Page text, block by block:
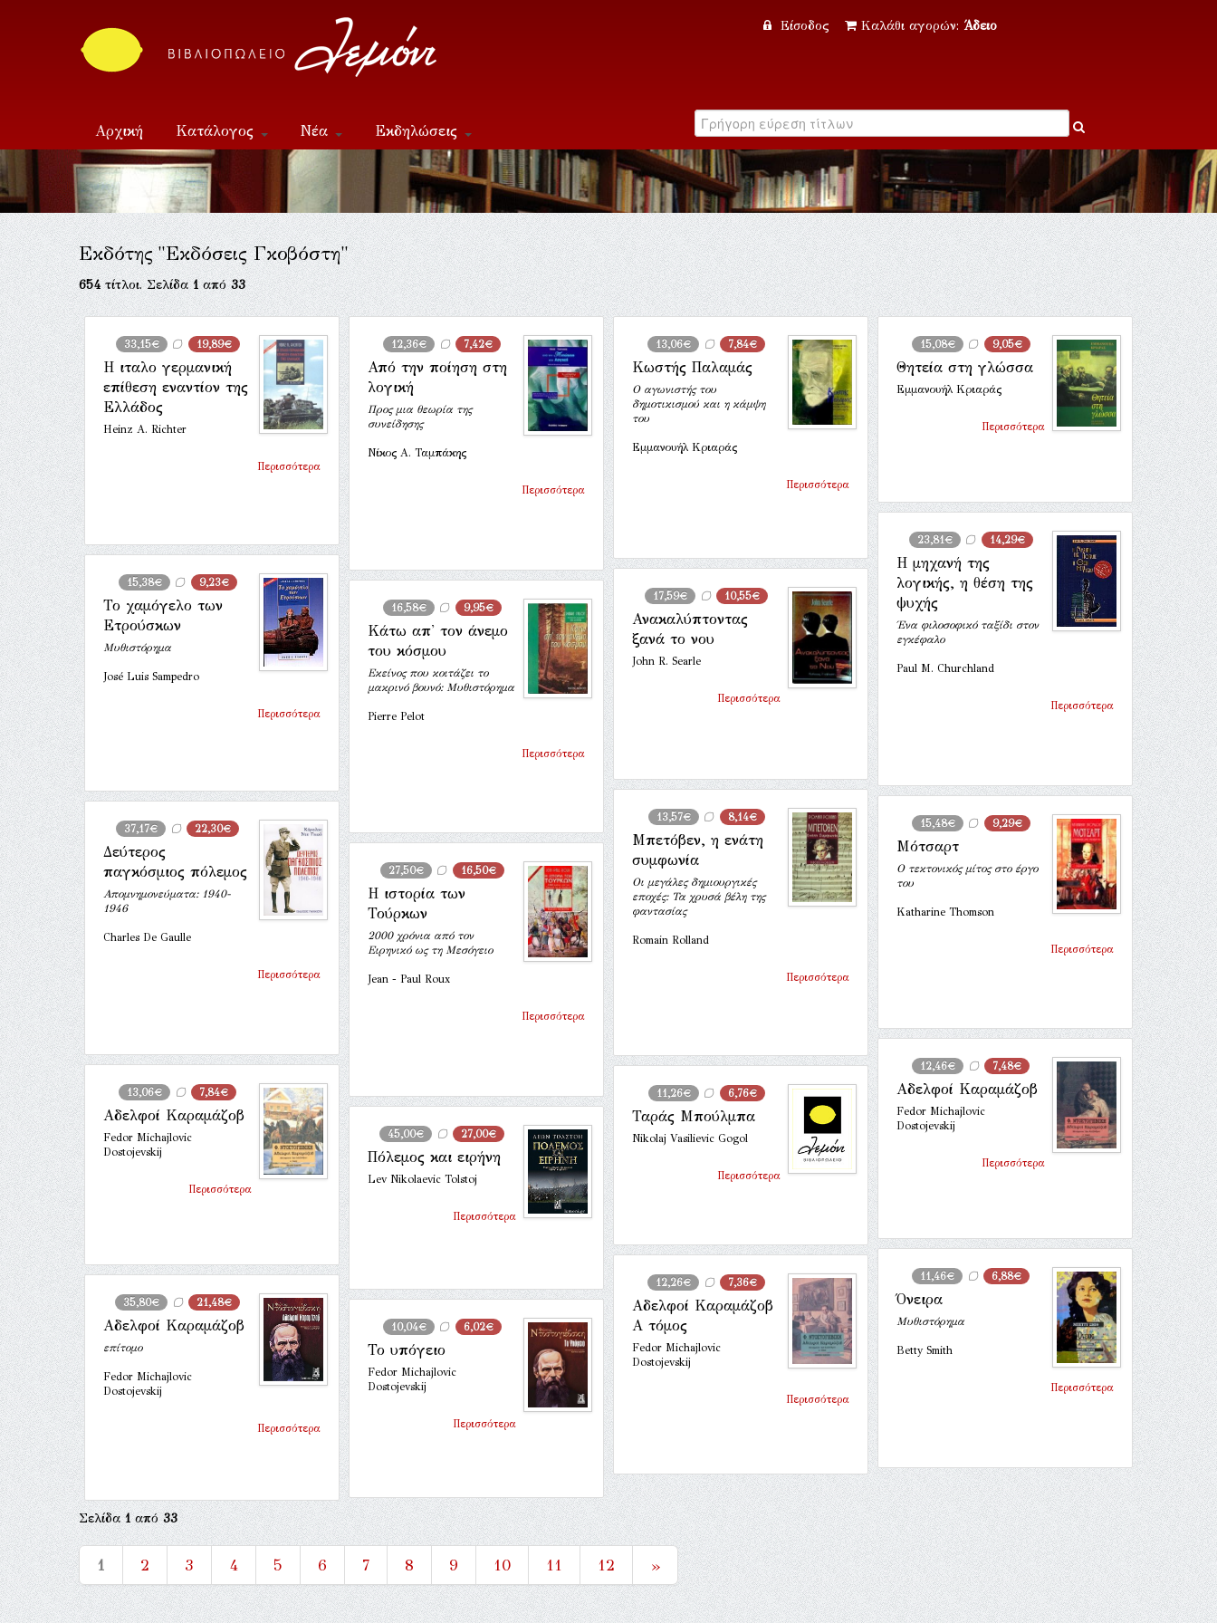
Είσοδος Καλάθι αγορών: Άδειο
Αρχική Κατάλογος Νέα Εκδηλώσεις
Επικοινωνία
Εκδότης "Εκδόσεις Γκοβόστη"
654τίτλοι. Σελίδα1από33
33,15€ 19,89€
Η ιταλο γερμανική
επίθεση εναντίον της
Ελλάδος
Heinz A. Richter
Περισσότερα
12,36€ 7,42€
Από την ποίηση στη
λογική
Προς μια θεωρία της
συνείδησης
Νίκος Α. Ταμπάκης
Περισσότερα
13,06€ 7,84€
Κωστής Παλαμάς
Ο αγωνιστής του
δημοτικισμού και η κάμψη
του
Εμμανουήλ Κριαράς
Περισσότερα
15,08€ 9,05€
Θητεία στη γλώσσα
Εμμανουήλ Κριαράς
Περισσότερα
23,81€ 14,29€
Η μηχανή της
λογικής, η θέση της
ψυχής
Ένα φιλοσοφικό ταξίδι στον
εγκέφαλο
Paul M. Churchland
Περισσότερα
15,38€ 9,23€
Το χαμόγελο των
Ετρούσκων
Μυθιστόρημα
José Luis Sampedro
Περισσότερα
17,59€ 10,55€
Ανακαλύπτοντας
ξανά το νου
John R. Searle
Περισσότερα
16,58€ 9,95€
Κάτω απ' τον άνεμο
του κόσμου
Εκείνος που κοιτάζει το
μακρινό βουνό: Μυθιστόρημα
Pierre Pelot
Περισσότερα
13,57€ 8,14€
Μπετόβεν, η ενάτη
συμφωνία
Οι μεγάλες δημιουργικές
εποχές: Τα χρυσά βέλη της
φαντασίας
Romain Rolland
Περισσότερα
15,48€ 9,29€
Μότσαρτ
Ο τεκτονικός μίτος στο έργο
του
Katharine Thomson
Περισσότερα
37,17€ 22,30€
Δεύτερος
παγκόσμιος πόλεμος
Απομνημονεύματα: 1940-
1946
Charles De Gaulle
Περισσότερα
27,50€ 16,50€
Η ιστορία των
Τούρκων
2000 χρόνια από τον
Ειρηνικό ως τη Μεσόγειο
Jean - Paul Roux
Περισσότερα
12,46€ 7,48€
Αδελφοί Καραμάζοβ
Fedor Michajlovic
Dostojevskij
Περισσότερα
13,06€ 7,84€
Αδελφοί Καραμάζοβ
Fedor Michajlovic
Dostojevskij
Περισσότερα
11,26€ 6,76€
Ταράς Μπούλμπα
Nikolaj Vasilievic Gogol
Περισσότερα
45,00€ 27,00€
Πόλεμος και ειρήνη
Lev Nikolaevic Tolstoj
Περισσότερα
11,46€ 6,88€
Όνειρα
Μυθιστόρημα
Betty Smith
Περισσότερα
12,26€ 7,36€
Αδελφοί Καραμάζοβ
Α τόμος
Fedor Michajlovic
Dostojevskij
Περισσότερα
35,80€ 21,48€
Αδελφοί Καραμάζοβ
επίτομο
Fedor Michajlovic
Dostojevskij
Περισσότερα
10,04€ 6,02€
Το υπόγειο
Fedor Michajlovic
Dostojevskij
Περισσότερα
Σελίδα1από33
1 2 3 4 5 6 7 8 9 10 11 12 »